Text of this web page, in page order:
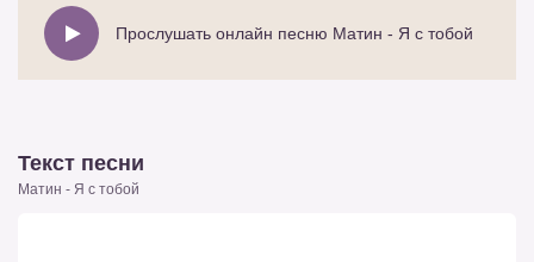
Прослушать онлайн песню Матин - Я с тобой
Текст песни
Матин - Я с тобой